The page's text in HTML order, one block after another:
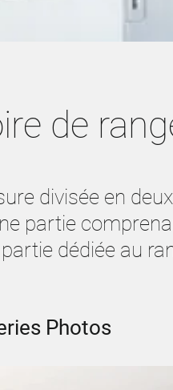
de
divisée en
partie
dédiée au
Photos